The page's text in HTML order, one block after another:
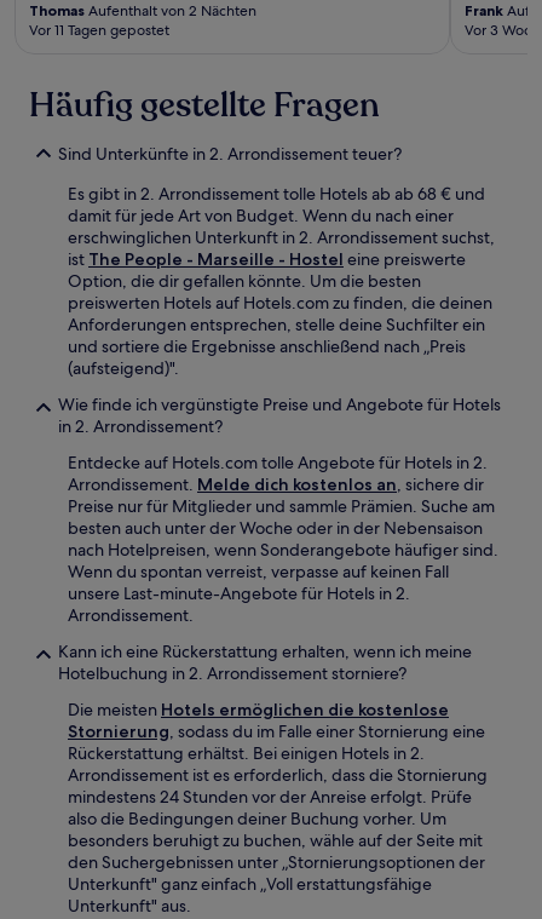
Thomas Aufenthalt von 2 Nächten
Vor 11 Tagen gepostet
Frank
Vor 3
Häufig gestellte Fragen
Sind Unterkünfte in 2. Arrondissement teuer?
Es gibt in 2. Arrondissement tolle Hotels ab ab 68 € und
damit für jede Art von Budget. Wenn du nach einer
erschwinglichen Unterkunft in 2. Arrondissement suchst,
ist The People - Marseille - Hostel eine preiswerte
Option, die dir gefallen könnte. Um die besten
preiswerten Hotels auf Hotels.com zu finden, die deinen
Anforderungen entsprechen, stelle deine Suchfilter ein
und sortiere die Ergebnisse anschließend nach „Preis
(aufsteigend)".
Wie finde ich vergünstigte Preise und Angebote für Hotels
in 2. Arrondissement?
Entdecke auf Hotels.com tolle Angebote für Hotels in 2.
Arrondissement. Melde dich kostenlos an, sichere dir
Preise nur für Mitglieder und sammle Prämien. Suche am
besten auch unter der Woche oder in der Nebensaison
nach Hotelpreisen, wenn Sonderangebote häufiger sind.
Wenn du spontan verreist, verpasse auf keinen Fall
unsere Last-minute-Angebote für Hotels in 2.
Arrondissement.
Kann ich eine Rückerstattung erhalten, wenn ich meine
Hotelbuchung in 2. Arrondissement storniere?
Die meisten Hotels ermöglichen die kostenlose
Stornierung, sodass du im Falle einer Stornierung eine
Rückerstattung erhältst. Bei einigen Hotels in 2.
Arrondissement ist es erforderlich, dass die Stornierung
mindestens 24 Stunden vor der Anreise erfolgt. Prüfe
also die Bedingungen deiner Buchung vorher. Um
besonders beruhigt zu buchen, wähle auf der Seite mit
den Suchergebnissen unter „Stornierungsoptionen der
Unterkunft" ganz einfach „Voll erstattungsfähige
Unterkunft" aus.